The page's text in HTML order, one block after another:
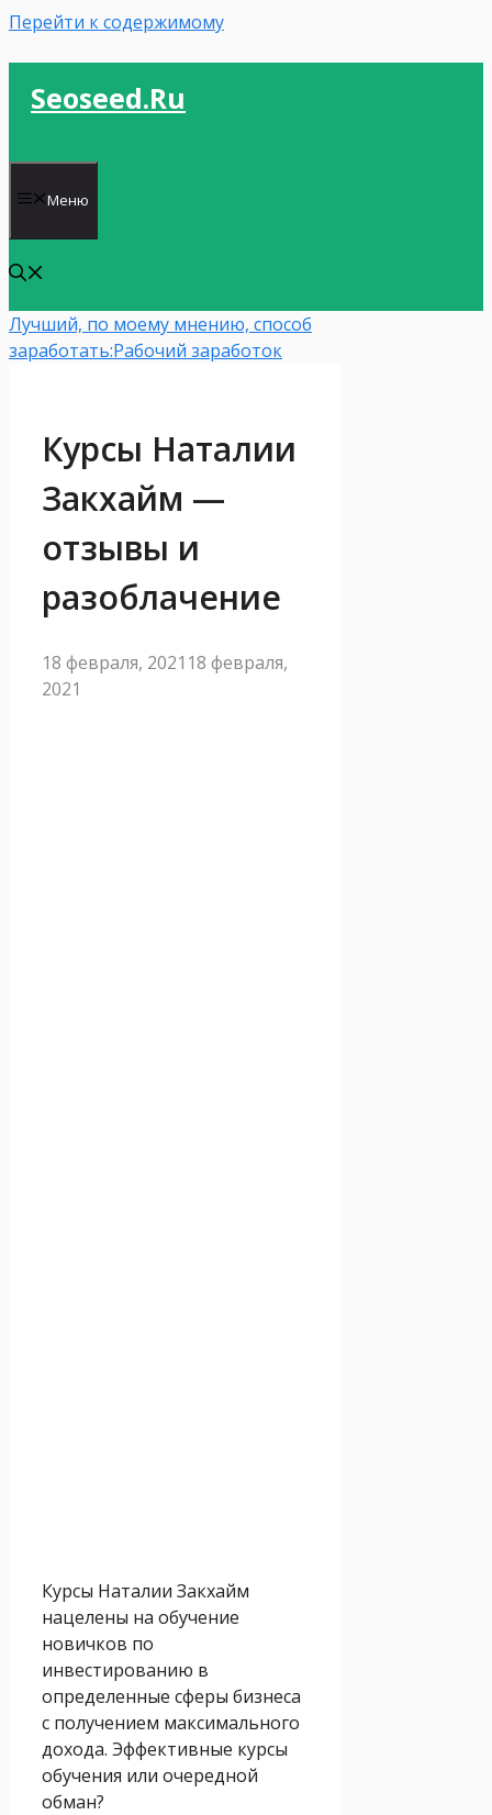
Перейти к содержимому
Seoseed.ru
Меню
Лучший, по моему мнению, способ
заработать:Рабочий заработок
Курсы Наталии
Закхайм —
отзывы и
разоблачение
18 февраля, 2021 18 февраля,
2021
Курсы Наталии Закхайм
нацелены на обучение
новичков по
инвестированию в
определенные сферы бизнеса
с получением максимального
дохода. Эффективные курсы
обучения или очередной
обман?